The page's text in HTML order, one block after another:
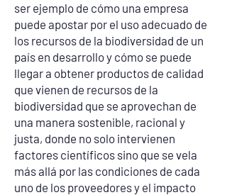
ser ejemplo de cómo una empresa
puede apostar por el uso adecuado de
los recursos de la biodiversidad de un
país en desarrollo y cómo se puede
llegar a obtener productos de calidad
que vienen de recursos de la
biodiversidad que se aprovechan de
una manera sostenible, racional y
justa, donde no solo intervienen
factores científicos sino que se vela
más allá por las condiciones de cada
uno de los proveedores y el impacto